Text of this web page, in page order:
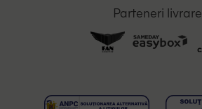
Parteneri livrare